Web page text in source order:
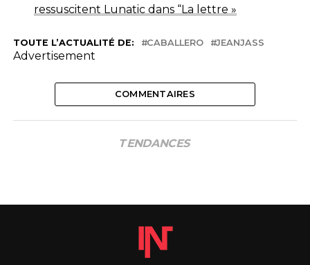
ressuscitent Lunatic dans “La lettre »
TOUTE L’ACTUALITÉ DE: CABALLERO JEANJASS
Advertisement
COMMENTAIRES
TENDANCES